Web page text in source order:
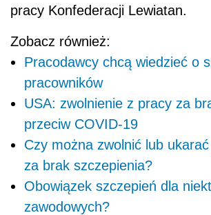
pracy Konfederacji Lewiatan.
Zobacz również:
Pracodawcy chcą wiedzieć o
pracowników
USA: zwolnienie z pracy za
przeciw COVID-19
Czy można zwolnić lub
za brak szczepienia?
Obowiązek szczepień dla
zawodowych?